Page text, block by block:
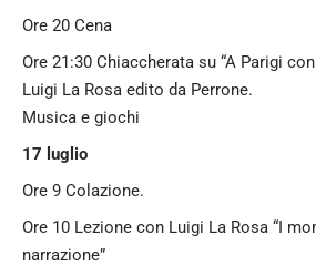
Ore 20 Cena
Ore 21:30 Chiaccherata su “A Parigi
Luigi La Rosa edito da Perrone.
Musica e giochi
17 luglio
Ore 9 Colazione.
Ore 10 Lezione con Luigi La Rosa “I
narrazione”